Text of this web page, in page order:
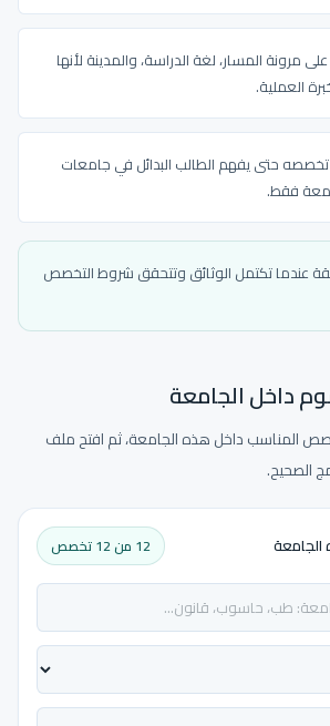
مرونة المسار، لغة الدراسة، والمدينة لأنها
العملية.
تخصصه حتى يفهم الطالب البدائل في جامعات
فقط.
عندما تكتمل الوثائق وتتحقق شروط التخصص
داخل الجامعة
المناسب داخل هذه الجامعة، ثم افتح ملف
الصحيح.
12 من 12 تخصص